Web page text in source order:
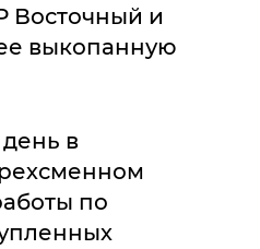
и
выкопанную
в
по